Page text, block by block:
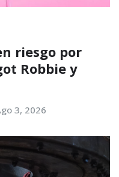
riesgo por
Robbie y
3, 2026